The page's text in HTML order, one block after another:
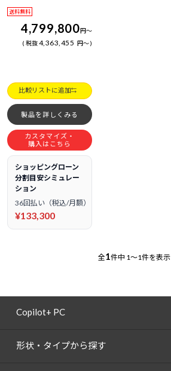
送料無料
4,799,800円～
税抜4,363,455 円～
比較リストに追加
製品を詳しくみる
カスタマイズ・
購入はこちら
ショッピングローン
分割目安シミュレー
ション
36回払い（税込/月額）
¥133,300
全1件中 1～1件を表示
Copilot+ PC
形状・タイプから探す